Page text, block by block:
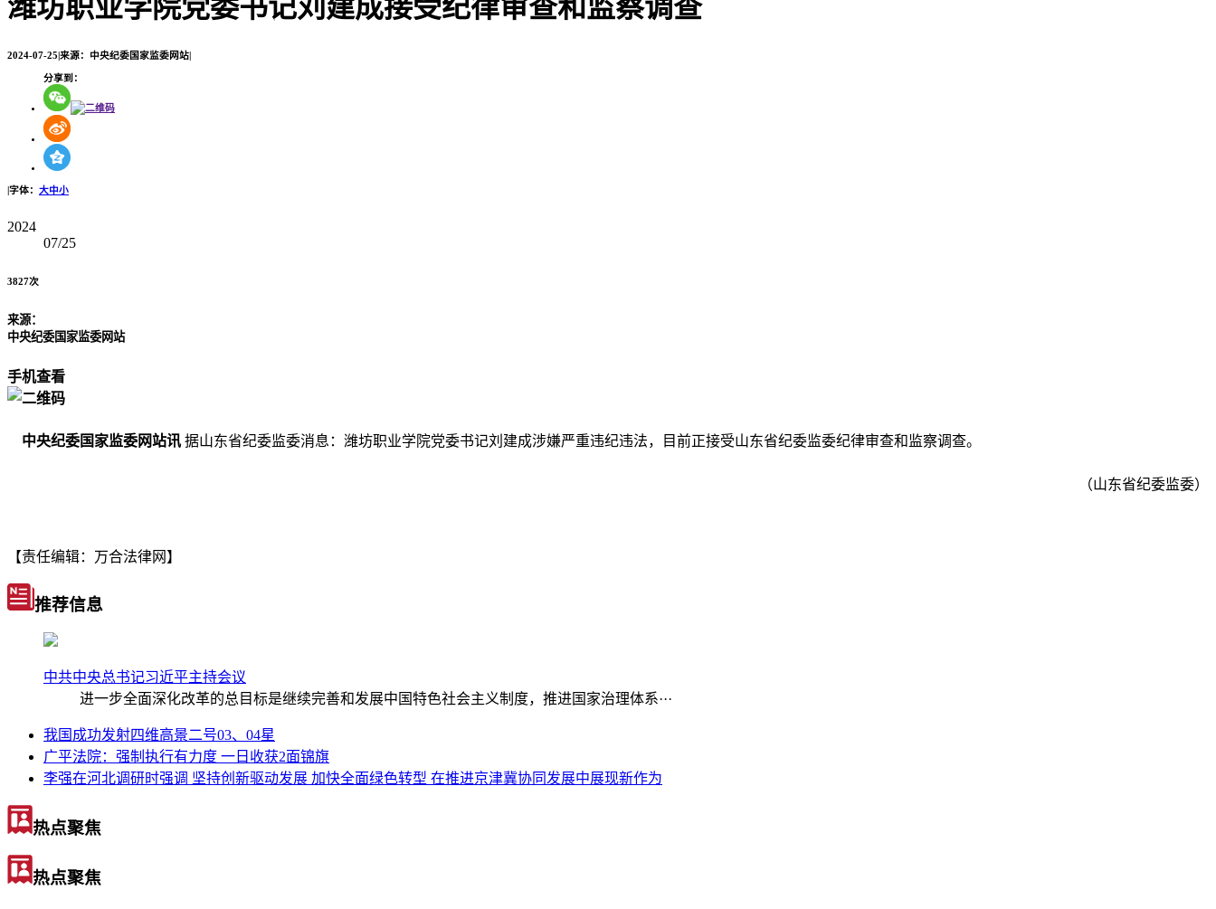
潍坊职业学院党委书记刘建成接受纪律审查和监察调查
2024-07-25|来源：中央纪委国家监委网站|
分享到：
|字体： 大中小
2024
07/25
3827次
来源：
中央纪委国家监委网站
手机查看
中央纪委国家监委网站讯 据山东省纪委监委消息：潍坊职业学院党委书记刘建成涉嫌严重违纪违法，目前正接受山东省纪委监委纪律审查和监察调查。
（山东省纪委监委）
【责任编辑：万合法律网】
推荐信息
中共中央总书记习近平主持会议
进一步全面深化改革的总目标是继续完善和发展中国特色社会主义制度，推进国家治理体系···
我国成功发射四维高景二号03、04星
广平法院：强制执行有力度 一日收获2面锦旗
李强在河北调研时强调 坚持创新驱动发展 加快全面绿色转型 在推进京津冀协同发展中展现新作为
热点聚焦
热点聚焦